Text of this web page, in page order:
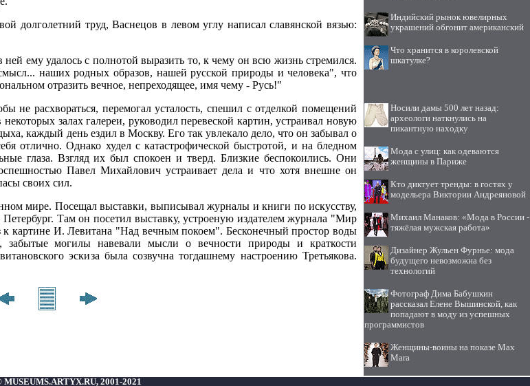
долголетний труд, Васнецов в левом углу написал славянской вязью:
ему удалось с полнотой выразить то, к чему он всю жизнь стремился.
наших родных образов, нашей русской природы и человека", что
отразить вечное, непреходящее, имя чему - Русь!"
не расхвораться, перемогал усталость, спешил с отделкой помещений
залах галереи, руководил перевеской картин, устраивал новую
каждый день ездил в Москву. Его так увлекало дело, что он забывал о
отлично. Однако худел с катастрофической быстротой, и на бледном
глаза. Взгляд их был спокоен и тверд. Близкие беспокоились. Они
Павел Михайлович устраивает дела и что хотя внешне он
своих сил.
мире. Посещал выставки, выписывал журналы и книги по искусству,
Там он посетил выставку, устроеную издателем журнала "Мир
к картине И. Левитана "Над вечным покоем". Бесконечный простор воды
могилы навевали мысли о вечности природы и краткости
эскиза была созвучна тогдашнему настроению Третьякова.
Индийский рынок ювелирных
украшений обгонит американский
Что хранится в королевской
шкатулке?
Носили дамы 500 лет назад:
археологи наткнулись на
пикантную находку
Мода с улиц: как одеваются
женщины в Париже
Кто диктует тренды: в гостях у
модельера Виктории Андреяновой
Михаил Манаков: «Мода в России -
тяжёлая мужская работа»
Дизайнер Жульен Фурнье: мода
будущего невозможна без
технологий
Фотограф Дима Бабушкин
рассказал Елене Вышинской, как
попадают в моду из успешных
программистов
Женщины-воины на показе Max
Mara
MUSEUMS.ARTYX.RU, 2001-2021